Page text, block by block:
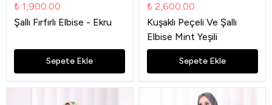
₺ 1,900.00
Şallı Fırfırlı Elbise - Ekru
Sepete Ekle
₺ 2,600.00
Kuşaklı Peçeli Ve Şallı
Elbise Mint Yeşili
Sepete Ekle